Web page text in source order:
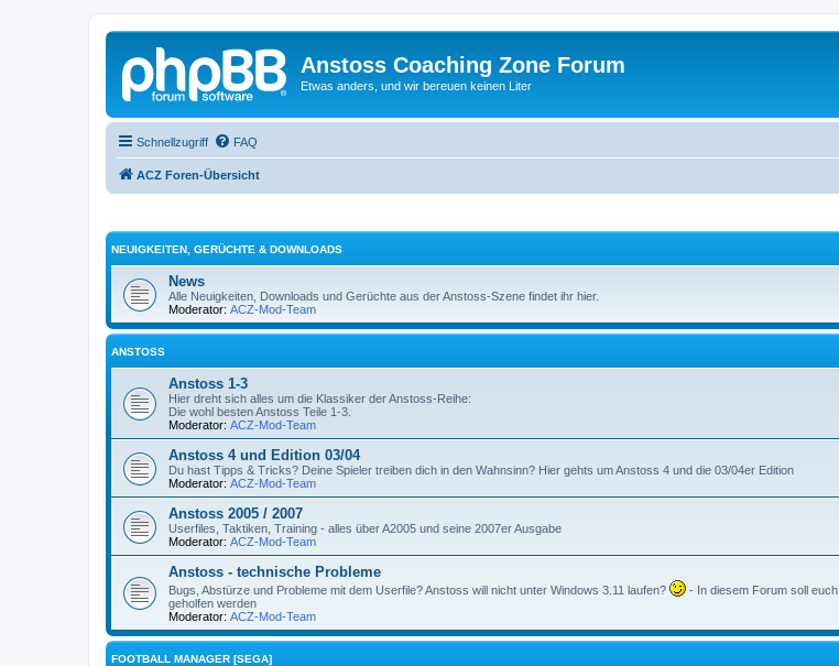
Anstoss Coaching Zone Forum
Etwas anders, und wir bereuen keinen Liter
Schnellzugriff FAQ
ACZ Foren-Übersicht
NEUIGKEITEN, GERÜCHTE & DOWNLOADS
News
Alle Neuigkeiten, Downloads und Gerüchte aus der Anstoss-Szene findet ihr hier.
Moderator: ACZ-Mod-Team
ANSTOSS
Anstoss 1-3
Hier dreht sich alles um die Klassiker der Anstoss-Reihe:
Die wohl besten Anstoss Teile 1-3.
Moderator: ACZ-Mod-Team
Anstoss 4 und Edition 03/04
Du hast Tipps & Tricks? Deine Spieler treiben dich in den Wahnsinn? Hier gehts um Anstoss 4 und die 03/04er Edition
Moderator: ACZ-Mod-Team
Anstoss 2005 / 2007
Userfiles, Taktiken, Training - alles über A2005 und seine 2007er Ausgabe
Moderator: ACZ-Mod-Team
Anstoss - technische Probleme
Bugs, Abstürze und Probleme mit dem Userfile? Anstoss will nicht unter Windows 3.11 laufen?
- In diesem Forum soll euch
geholfen werden
Moderator: ACZ-Mod-Team
FOOTBALL MANAGER [SEGA]